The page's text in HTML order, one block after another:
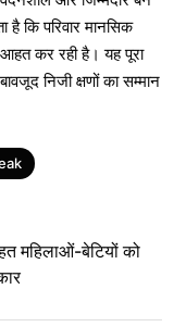
कि परिवार मानसिक
कर रही है। यह पूरा
निजी क्षणों का सम्मान
महिलाओं-बेटियों को